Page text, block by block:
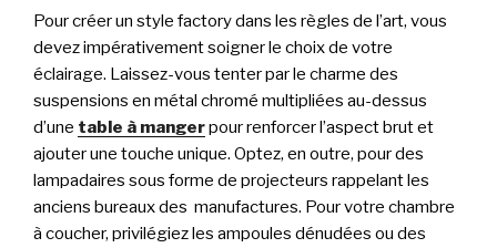
Pour créer un style factory dans les règles de l’art, vous
devez impérativement soigner le choix de votre
éclairage. Laissez-vous tenter par le charme des
suspensions en métal chromé multipliées au-dessus
d’une table à mangerpour renforcer l’aspect brut et
ajouter une touche unique. Optez, en outre, pour des
lampadaires sous forme de projecteurs rappelant les
anciens bureaux des manufactures. Pour votre chambre
à coucher, privilégiez les ampoules dénudées ou des